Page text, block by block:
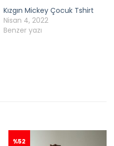
Kızgın Mickey Çocuk Tshirt
Nisan 4, 2022
Benzer yazı
%52